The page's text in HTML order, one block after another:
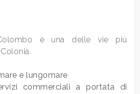
è una delle vie più
Colonia.
e lungomare
commerciali a portata di